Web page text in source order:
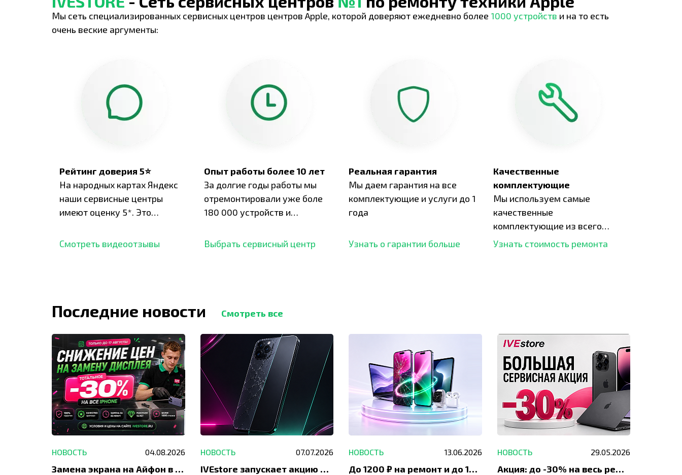
Мы сеть специализированных сервисных центров центров Apple, которой доверяют ежедневно более 1000 устройств и на то есть
очень веские аргументы:
Рейтинг доверия 5⭐
На народных картах Яндекс
наши сервисные центры
имеют оценку 5*. Это
отзывов,
Смотреть видеоотзывы
Опыт работы более 10 лет
За долгие годы работы мы
отремонтировали уже боле
180 000 устройств и
опыт.
Выбрать сервисный центр
Реальная гарантия
Мы даем гарантия на все
комплектующие и услуги до 1
года
Узнать о гарантии больше
Качественные
комплектующие
Мы используем самые
качественные
комплектующие из всего
рынка и используем самое
Узнать стоимость ремонта
Последние новости Смотреть все
НОВОСТЬ 04.08.2026
Замена экрана на Айфон в Москве и Балашихе
НОВОСТЬ 07.07.2026
IVEstore запускает акцию на замену заднего стекла
НОВОСТЬ 13.06.2026
До 1200 ₽ на ремонт и до 1500 ₽ на покупку техники Apple
НОВОСТЬ 29.05.2026
Акция: до -30% на весь ремонт техники Apple